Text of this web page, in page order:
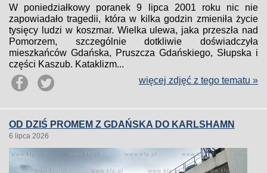
W poniedziałkowy poranek 9 lipca 2001 roku nic nie
zapowiadało tragedii, która w kilka godzin zmieniła życie
tysięcy ludzi w koszmar. Wielka ulewa, jaka przeszła nad
Pomorzem, szczególnie dotkliwie doświadczyła
mieszkańców Gdańska, Pruszcza Gdańskiego, Słupska i
części Kaszub. Kataklizm...
więcej zdjęć z tego tematu »
OD DZIŚ PROMEM Z GDAŃSKA DO KARLSHAMN
6 lipca 2026